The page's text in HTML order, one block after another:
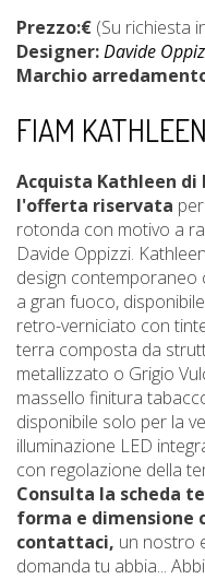
Prezzo:€ (Su richiesta
Designer:Davide
Marchio
FIAM
Acquista Kathleen
l'offerta riservata
rotonda con motivo a
Davide Oppizzi.
design contemporaneo
a gran fuoco,
retro-verniciato con
terra composta da
metallizzato o Grigio
massello finitura
disponibile solo per la
illuminazione LED
con regolazione della
Consulta la scheda
forma e dimensione
contattaci, un nostro
domanda tu abbia...